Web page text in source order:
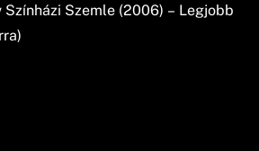
Szemle (2006) – Legjobb